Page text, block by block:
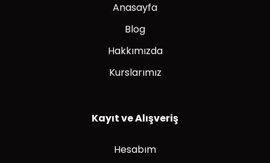
Anasayfa
Blog
Hakkımızda
Kurslarımız
Kayıt ve Alışveriş
Hesabım